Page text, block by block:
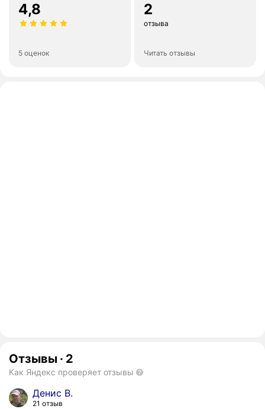
4,8
5 оценок
2
отзыва
Читать отзывы
Отзывы · 2
Как Яндекс проверяет отзывы
Денис В.
21 отзыв